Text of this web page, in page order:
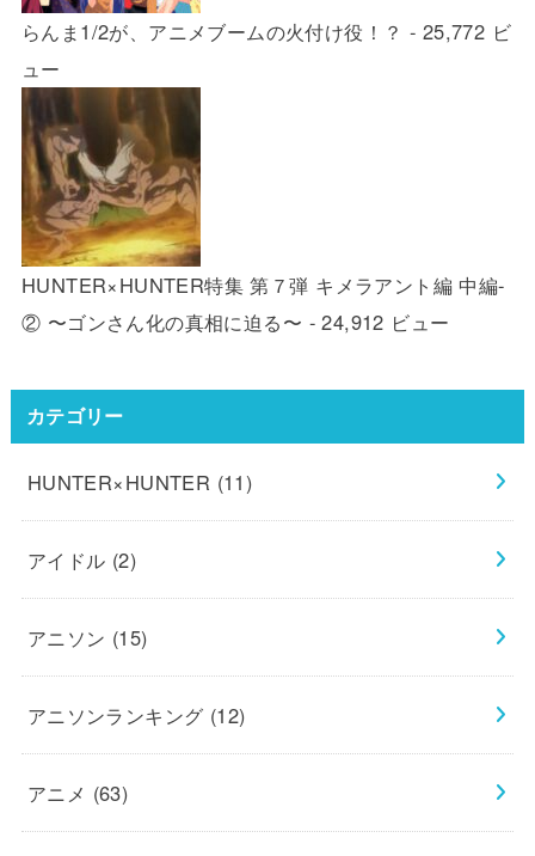
らんま1/2が、アニメブームの火付け役！？ - 25,772 ビ
ュー
HUNTER×HUNTER特集 第７弾 キメラアント編 中編-
② 〜ゴンさん化の真相に迫る〜 - 24,912 ビュー
カテゴリー
HUNTER×HUNTER (11)
アイドル (2)
アニソン (15)
アニソンランキング (12)
アニメ (63)